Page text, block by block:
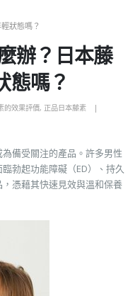
狀態嗎？
辦？日本藤
態嗎？
的效果評價, 正品日本藤素
備受關注的產品。許多男性
勃起功能障礙（ED）、持久
憑藉其快速見效與溫和保養